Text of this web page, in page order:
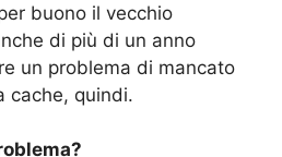
buono il vecchio
di più di un anno
un problema di mancato
cache, quindi.